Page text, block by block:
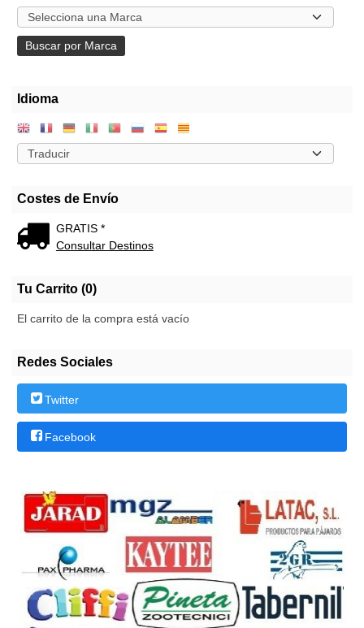
Idioma
Costes de Envío
GRATIS *
Consultar Destinos
Tu Carrito (0)
El carrito de la compra está vacío
Redes Sociales
Twitter
Facebook